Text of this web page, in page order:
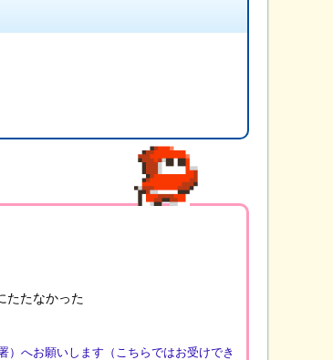
たたなかった
）へお願いします（こちらではお受けでき